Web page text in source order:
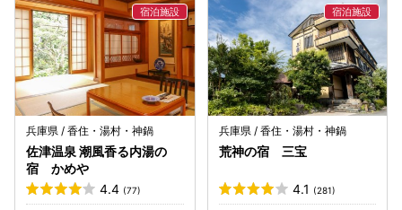
兵庫県 / 香住・湯村・神鍋
佐津温泉 潮風香る内湯の
宿 かめや
4.4 (77)
兵庫県 / 香住・湯村・神鍋
荒神の宿 三宝
4.1 (281)